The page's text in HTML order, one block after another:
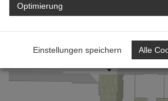
food akademie
Optimierung
Einstellungen speichern Alle